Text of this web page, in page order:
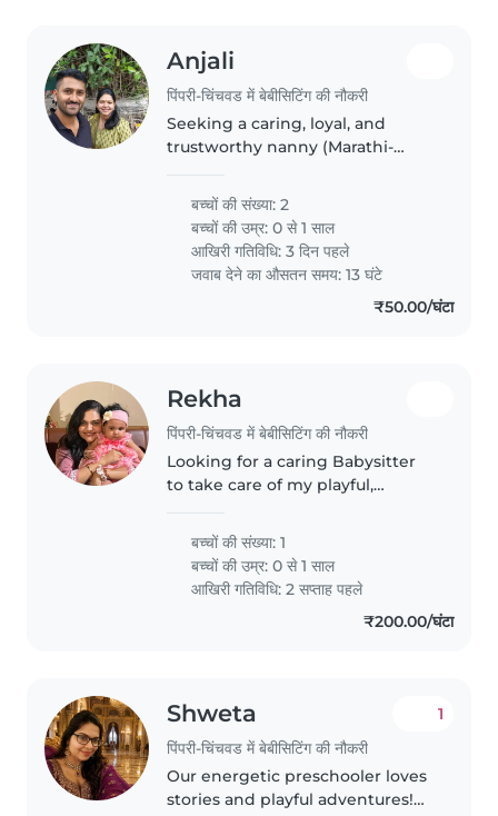
Anjali
पिंपरी-चिंचवड में बेबीसिटिंग की नौकरी
Seeking a caring, loyal, and
trustworthy nanny (Marathi-
our twin babies. Responsibilities
include baby care, diaper
changes, soothing them,
holding..
बच्चों की संख्या: 2
बच्चों की उम्र:0 से 1 साल
आखिरी गतिविधि: 3 दिन पहले
जवाब देने का औसतन समय: 13 घंटे
₹50.00/घंटा
Rekha
पिंपरी-चिंचवड में बेबीसिटिंग की नौकरी
Looking for a caring Babysitter
to take care of my playful,
comfortable helping with light
chores and homework
assistance.
बच्चों की संख्या: 1
बच्चों की उम्र:0 से 1 साल
आखिरी गतिविधि: 2 सप्ताह पहले
₹200.00/घंटा
Shweta
पिंपरी-चिंचवड में बेबीसिटिंग की नौकरी
1
Our energetic preschooler loves
stories and playful adventures!